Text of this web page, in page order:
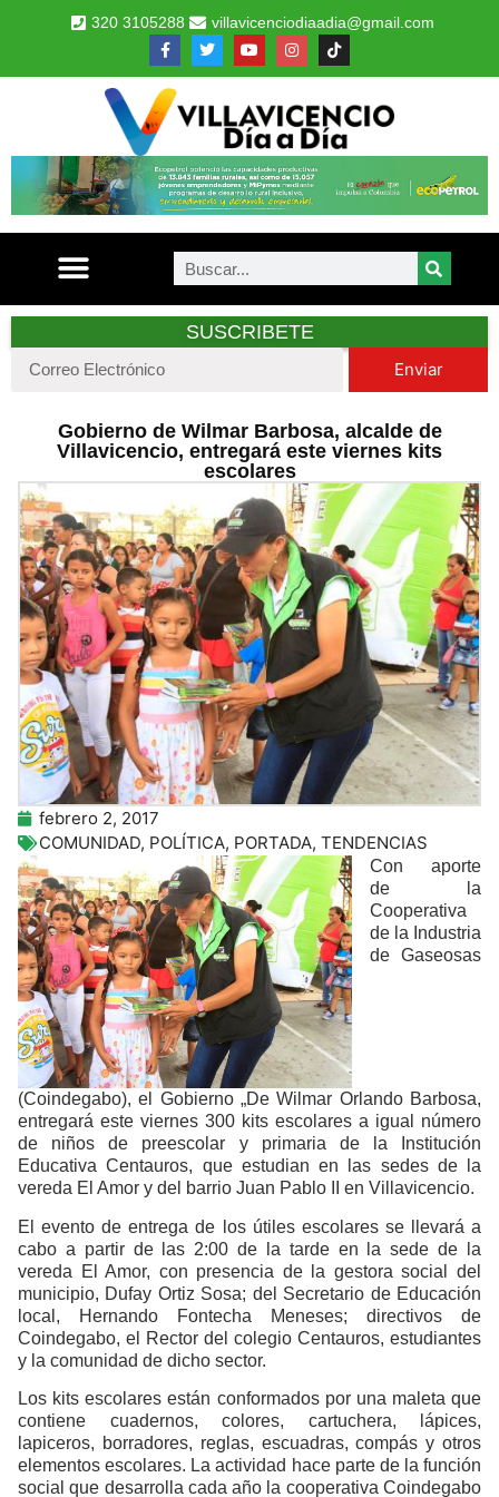
320 3105288 villavicenciodiaadia@gmail.com
SUSCRIBETE
Enviar
Gobierno de Wilmar Barbosa, alcalde de
Villavicencio, entregará este viernes kits
escolares
febrero 2, 2017
COMUNIDAD, POLÍTICA, PORTADA, TENDENCIAS
Con aporte
de la
Cooperativa
de la Industria
de Gaseosas
(Coindegabo), el Gobierno „De Wilmar Orlando Barbosa,
entregará este viernes 300 kits escolares a igual número
de niños de preescolar y primaria de la Institución
Educativa Centauros, que estudian en las sedes de la
vereda El Amor y del barrio Juan Pablo II en Villavicencio.
El evento de entrega de los útiles escolares se llevará a
cabo a partir de las 2:00 de la tarde en la sede de la
vereda El Amor, con presencia de la gestora social del
municipio, Dufay Ortiz Sosa; del Secretario de Educación
local, Hernando Fontecha Meneses; directivos de
Coindegabo, el Rector del colegio Centauros, estudiantes
y la comunidad de dicho sector.
Los kits escolares están conformados por una maleta que
contiene cuadernos, colores, cartuchera, lápices,
lapiceros, borradores, reglas, escuadras, compás y otros
elementos escolares. La actividad hace parte de la función
social que desarrolla cada año la cooperativa Coindegabo